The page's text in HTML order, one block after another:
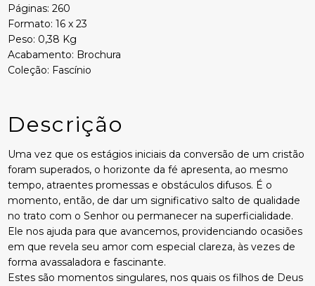
Páginas: 260
Formato: 16 x 23
Peso: 0,38 Kg
Acabamento: Brochura
Coleção: Fascínio
Descrição
Uma vez que os estágios iniciais da conversão de um cristão
foram superados, o horizonte da fé apresenta, ao mesmo
tempo, atraentes promessas e obstáculos difusos. É o
momento, então, de dar um significativo salto de qualidade
no trato com o Senhor ou permanecer na superficialidade.
Ele nos ajuda para que avancemos, providenciando ocasiões
em que revela seu amor com especial clareza, às vezes de
forma avassaladora e fascinante.
Estes são momentos singulares, nos quais os filhos de Deus